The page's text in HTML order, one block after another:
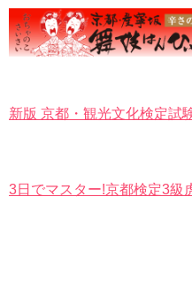
新版 京都・観光文化検定試
3日でマスター!京都検定3級